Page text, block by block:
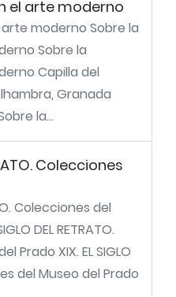
el arte moderno
moderno Sobre la
Sobre la
Capilla del
Granada
la...
Colecciones
Colecciones del
DEL RETRATO.
Prado XIX. EL SIGLO
del Museo del Prado